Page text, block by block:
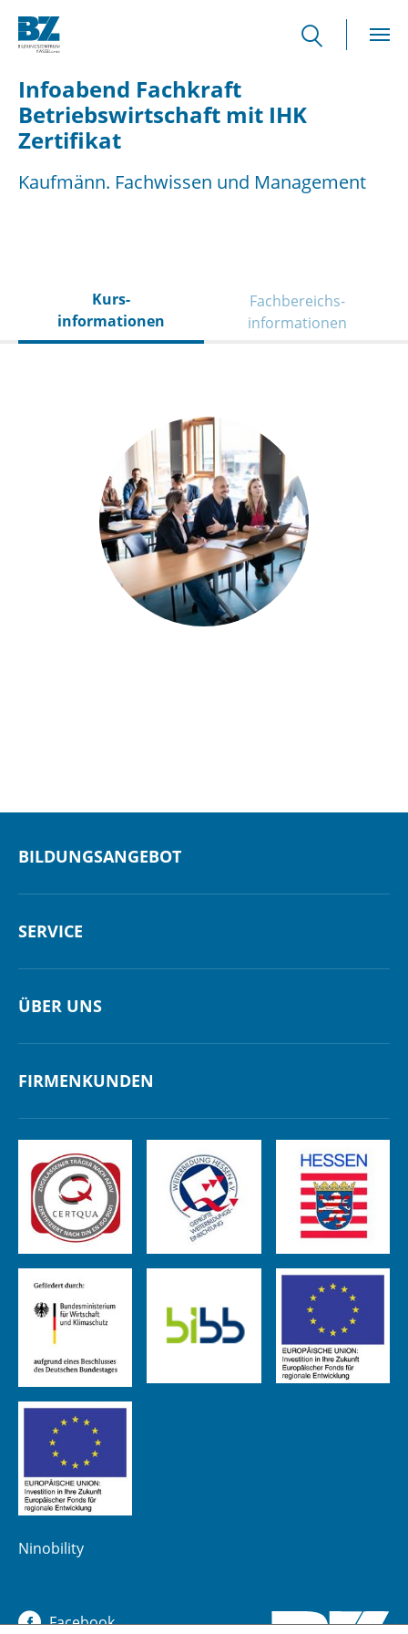
Infoabend Fachkraft
Betriebswirtschaft mit IHK
Zertifikat
Kaufmänn. Fachwissen und Management
Kurs­
informationen
Fachbereichs­
informationen
BILDUNGSANGEBOT
SERVICE
ÜBER UNS
FIRMENKUNDEN
Ninobility
Facebook